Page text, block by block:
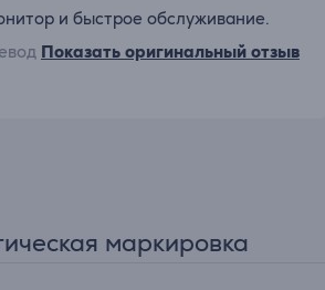
и быстрое обслуживание.
Показать оригинальный отзыв
маркировка